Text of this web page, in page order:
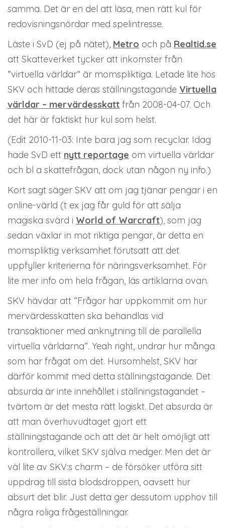
samma. Det är en del att läsa, men rätt kul för
redovisningsnördar med spelintresse.
Läste i SvD (ej på nätet), Metro och på Realtid.se
att Skatteverket tycker att inkomster från
”virtuella världar” är momspliktiga. Letade lite hos
SKV och hittade deras ställningstagande Virtuella
världar – mervärdesskatt från 2008-04-07. Och
det här är faktiskt hur kul som helst.
(Edit 2010-11-03: Inte bara jag som recyclar. Idag
hade SvD ett nytt reportage om virtuella världar
och bl a skattefrågan, dock utan någon ny info.)
Kort sagt säger SKV att om jag tjänar pengar i en
online-värld (t ex jag får guld för att sälja
magiska svärd i World of Warcraft), som jag
sedan växlar in mot riktiga pengar, är detta en
momspliktig verksamhet förutsatt att det
uppfyller kriterierna för näringsverksamhet. För
lite mer info om hela frågan, läs artiklarna ovan.
SKV hävdar att ”Frågor har uppkommit om hur
mervärdesskatten ska behandlas vid
transaktioner med anknytning till de parallella
virtuella världarna”. Yeah right, undrar hur många
som har frågat om det. Hursomhelst, SKV har
därför kommit med detta ställningstagande. Det
absurda är inte innehållet i ställningstagandet –
tvärtom är det mesta rätt logiskt. Det absurda är
att man överhuvudtaget gjort ett
ställningstagande och att det är helt omöjligt att
kontrollera, vilket SKV själva medger. Men det är
väl lite av SKV:s charm – de försöker utföra sitt
uppdrag till sista blodsdroppen, oavsett hur
absurt det blir. Just detta ger dessutom upphov till
några roliga frågeställningar.